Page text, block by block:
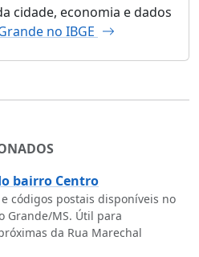
cidade, economia e dados
no IBGE
bairro Centro
códigos postais disponíveis no
Grande/MS. Útil para
da Rua Marechal